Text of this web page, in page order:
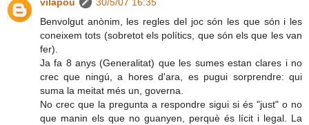
Benvolgut anònim, les regles del joc són les que són i les
coneixem tots (sobretot els polítics, que són els que les van
fer).
Ja fa 8 anys (Generalitat) que les sumes estan clares i no
crec que ningú, a hores d'ara, es pugui sorprendre: qui
suma la meitat més un, governa.
No crec que la pregunta a respondre sigui si és "just" o no
que manin els que no guanyen, perquè és lícit i legal. La